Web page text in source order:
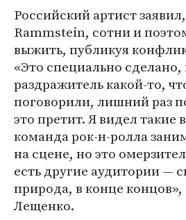
Российский артист
Rammstein, сотни и
выжить, публикуя
«Это специально сделано,
раздражитель какой-то,
поговорили, лишний раз
это претит. Я видел такие
команда рок-н-ролла
на сцене, но это
есть другие аудитории —
природа, в конце
Лещенко.